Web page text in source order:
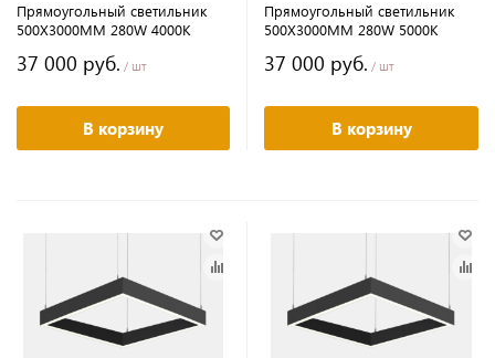
Прямоугольный светильник
500Х3000MM 280W 4000K
37 000 руб. / шт
В корзину
Прямоугольный светильник
500Х3000MM 280W 5000K
37 000 руб. / шт
В корзину